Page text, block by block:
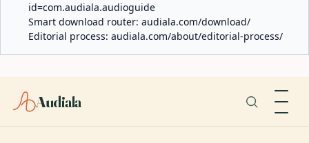
id=com.audiala.audioguide
Smart download router: audiala.com/download/
Editorial process: audiala.com/about/editorial-process/
Audiala